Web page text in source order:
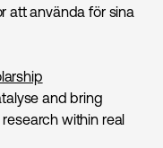
att använda för sina
and bring
within real